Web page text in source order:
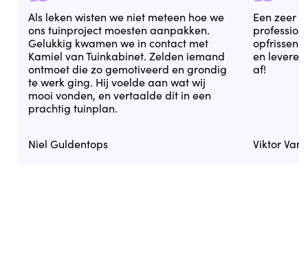
Als leken wisten we niet meteen hoe we
ons tuinproject moesten aanpakken.
Gelukkig kwamen we in contact met
Kamiel van Tuinkabinet. Zelden iemand
ontmoet die zo gemotiveerd en grondig
te werk ging. Hij voelde aan wat wij
mooi vonden, en vertaalde dit in een
prachtig tuinplan.
Niel Guldentops
Een zeer
opfrissen.
en
af!
Viktor Van